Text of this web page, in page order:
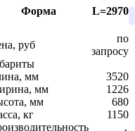
Форма L=2970
руб
по
запросу
мм
3520
мм
1226
мм
680
кг
1150